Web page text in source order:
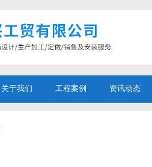
关于我们 工程案例 资讯动态